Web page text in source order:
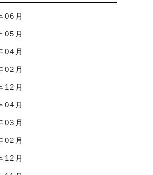
06月
05月
04月
02月
12月
04月
03月
02月
12月